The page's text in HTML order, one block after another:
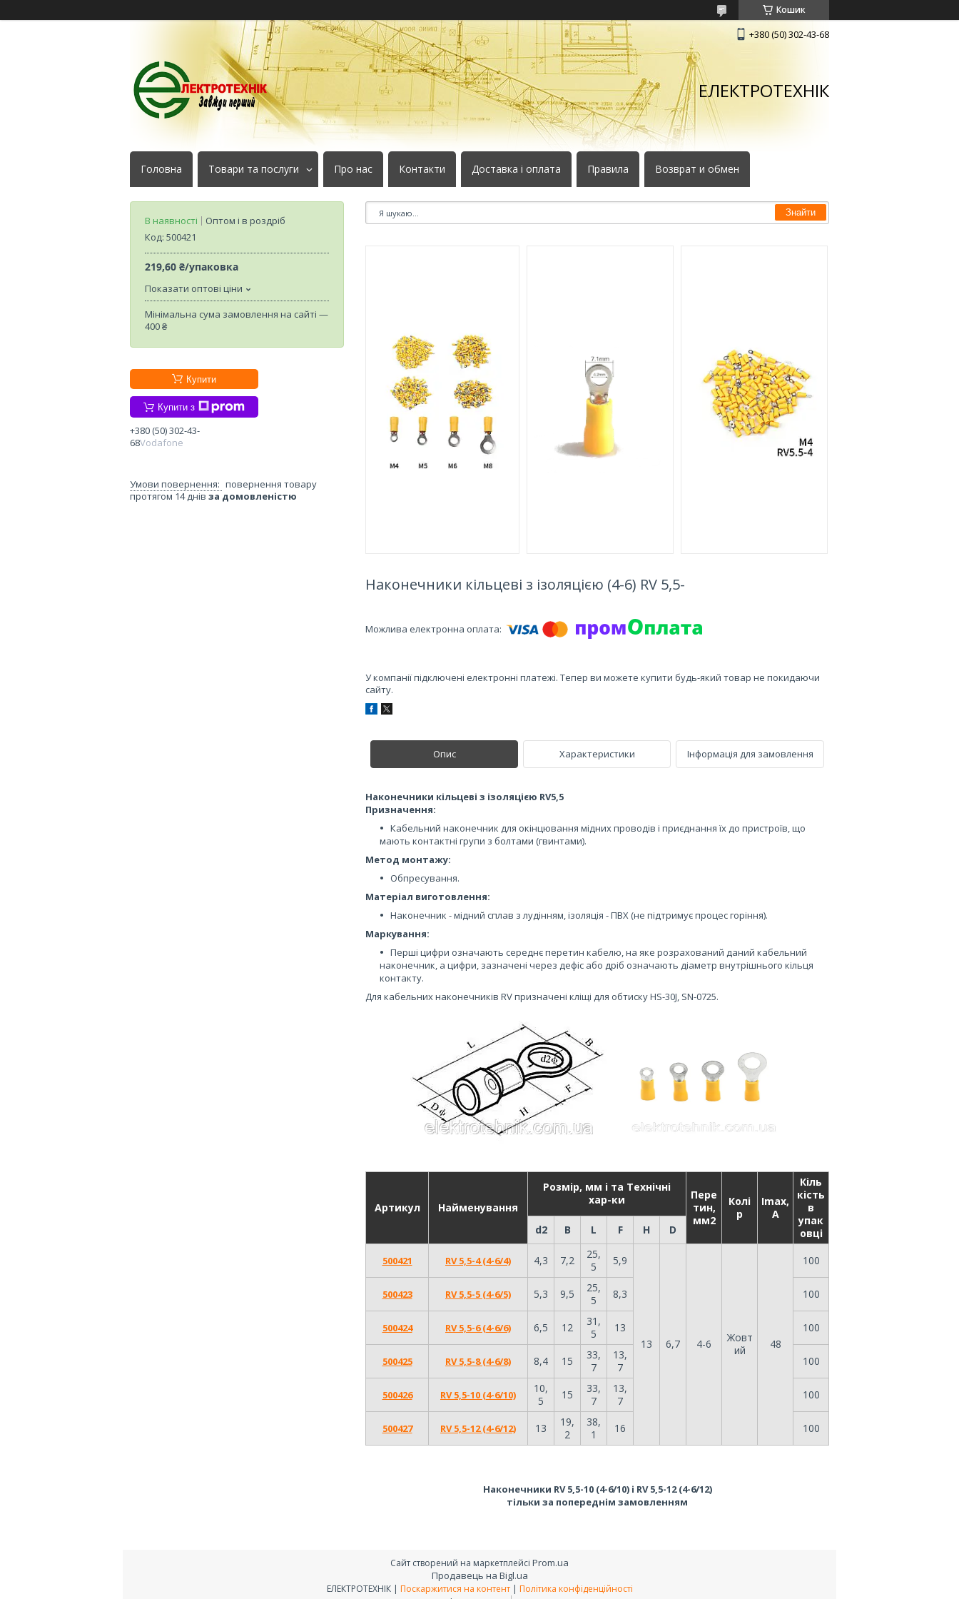
Кошик
+380 (50) 302-43-68
ЕЛЕКТРОТЕХНІК
Головна Товари та послуги Про нас Контакти Доставка і оплата Правила Возврат и обмен
Знайти
Наконечники кільцеві з ізоляцією (4-6) RV 5,5-
У компанії підключені електронні платежі. Тепер ви можете купити будь-який товар не покидаючи
сайту.
Опис Характеристики Інформація для замовлення
Наконечники кільцеві з ізоляцією RV5,5
Призначення:
Кабельний наконечник для окінцювання мідних проводів і приєднання їх до пристроїв, що
мають контактні групи з болтами (гвинтами).
Метод монтажу:
Обпресування.
Матеріал виготовлення:
Наконечник - мідний сплав з лудінням, ізоляція - ПВХ (не підтримує процес горіння).
Маркування:
Перші цифри означають середнє перетин кабелю, на яке розрахований даний кабельний
наконечник, а цифри, зазначені через дефіс або дріб означають діаметр внутрішнього кільця
контакту.
Для кабельних наконечників RV призначені кліщі для обтиску HS-30J, SN-0725.
Артикул Найменування
Розмір, мм і та Технічні
хар-ки
Пере
тин,
мм2
Колі
р
Imax,
A
Кіль
кість
в
упак
овці
d2 B L F H D
500421 RV 5,5-4 (4-6/4) 4,3 7,2
25,
5
5,9
13 6,7 4-6
Жовт
ий
48
100
500423 RV 5,5-5 (4-6/5) 5,3 9,5
25,
5
8,3 100
500424 RV 5,5-6 (4-6/6) 6,5 12
31,
5
13 100
500425 RV 5,5-8 (4-6/8) 8,4 15
33,
7
13,
7
100
500426 RV 5,5-10 (4-6/10)
10,
5
15
33,
7
13,
7
100
500427 RV 5,5-12 (4-6/12) 13
19,
2
38,
1
16 100
Наконечники RV 5,5-10 (4-6/10) і RV 5,5-12 (4-6/12)
тільки за попереднім замовленням
В наявності
Оптом і в роздріб
Код: 500421
219,60 ₴/упаковка
Показати оптові ціни
Мінімальна сума замовлення на сайті —
400 ₴
Купити
Купити з
+380 (50) 302-43-
68Vodafone
повернення товару
протягом 14 днів за домовленістю
Сайт створений на маркетплейсі Prom.ua
Продавець на Bigl.ua
ЕЛЕКТРОТЕХНІК | Поскаржитися на контент | Політика конфіденційності